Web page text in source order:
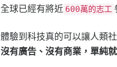
全球已經有將近 600萬的志工
體驗到科技真的可以讓人類
沒有廣告、沒有商業，單純